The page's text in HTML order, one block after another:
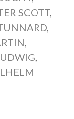
SCOTT,
,
,
,